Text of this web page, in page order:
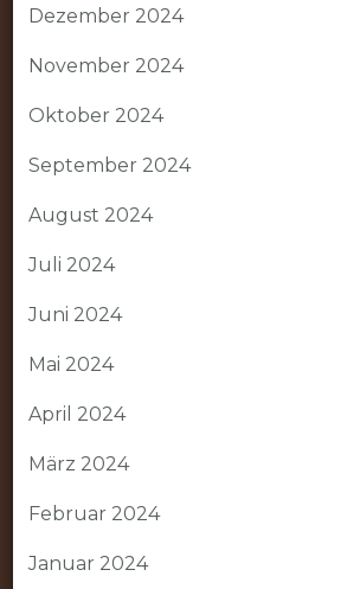
Dezember 2024
November 2024
Oktober 2024
September 2024
August 2024
Juli 2024
Juni 2024
Mai 2024
April 2024
März 2024
Februar 2024
Januar 2024